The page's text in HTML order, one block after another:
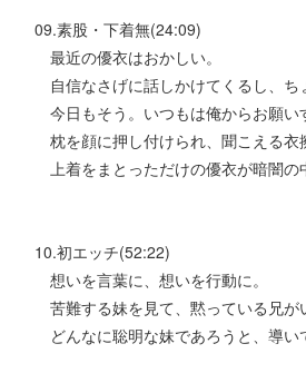
09.素股・下着無(24:09)
最近の優衣はおかしい。
自信なさげに話しかけてくるし、ち
今日もそう。いつもは俺からお願
枕を顔に押し付けられ、聞こえる衣
上着をまとっただけの優衣が暗闇
10.初エッチ(52:22)
想いを言葉に、想いを行動に。
苦難する妹を見て、黙っている兄が
どんなに聡明な妹であろうと、導